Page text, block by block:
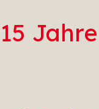
15
Klawotte
Ottobrunn